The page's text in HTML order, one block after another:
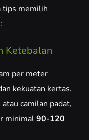
tips memilih
Ketebalan
per meter
kekuatan kertas.
camilan padat,
minimal90-120